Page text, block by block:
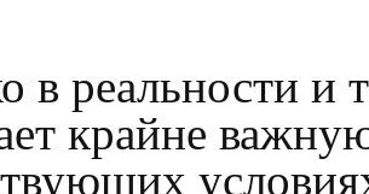
в реальности и
крайне